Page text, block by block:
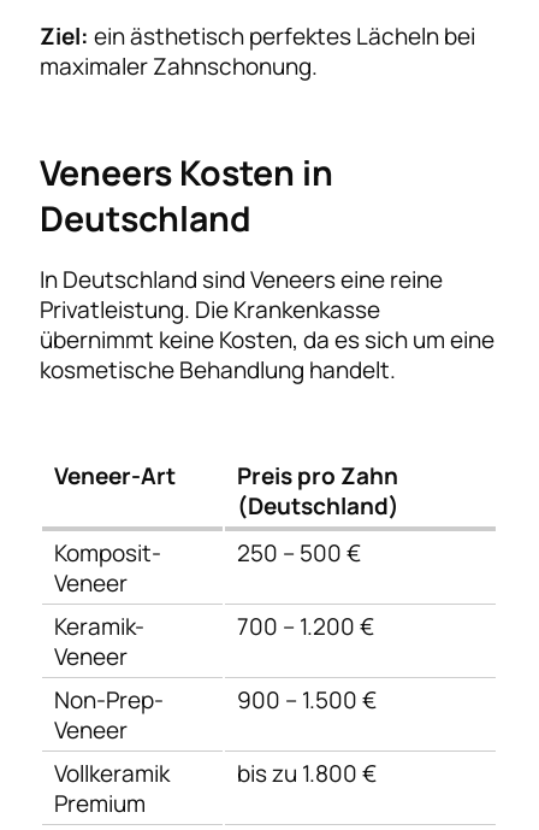
Ziel: ein ästhetisch perfektes Lächeln bei
maximaler Zahnschonung.
Veneers Kosten in
Deutschland
In Deutschland sind Veneers eine reine
Privatleistung. Die Krankenkasse
übernimmt keine Kosten, da es sich um eine
kosmetische Behandlung handelt.
Veneer-Art
Preis pro Zahn
(Deutschland)
Komposit-
Veneer
250 – 500 €
Keramik-
Veneer
700 – 1.200 €
Non-Prep-
Veneer
900 – 1.500 €
Vollkeramik
Premium
bis zu 1.800 €